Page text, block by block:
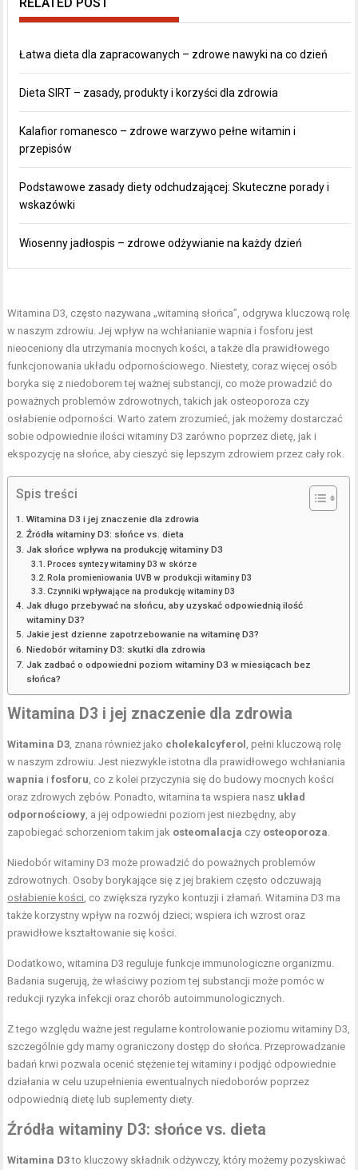
Łatwa dieta dla zapracowanych – zdrowe nawyki na co dzień
Dieta SIRT – zasady, produkty i korzyści dla zdrowia
Kalafior romanesco – zdrowe warzywo pełne witamin i
przepisów
Podstawowe zasady diety odchudzającej: Skuteczne porady i
wskazówki
Wiosenny jadłospis – zdrowe odżywianie na każdy dzień
Witamina D3, często nazywana „witaminą słońca”, odgrywa kluczową rolę
w naszym zdrowiu. Jej wpływ na wchłanianie wapnia i fosforu jest
nieoceniony dla utrzymania mocnych kości, a także dla prawidłowego
funkcjonowania układu odpornościowego. Niestety, coraz więcej osób
boryka się z niedoborem tej ważnej substancji, co może prowadzić do
poważnych problemów zdrowotnych, takich jak osteoporoza czy
osłabienie odporności. Warto zatem zrozumieć, jak możemy dostarczać
sobie odpowiednie ilości witaminy D3 zarówno poprzez dietę, jak i
ekspozycję na słońce, aby cieszyć się lepszym zdrowiem przez cały rok.
Spis treści
Witamina D3 i jej znaczenie dla zdrowia
Źródła witaminy D3: słońce vs. dieta
Jak słońce wpływa na produkcję witaminy D3
Proces syntezy witaminy D3 w skórze
Rola promieniowania UVB w produkcji witaminy D3
Czynniki wpływające na produkcję witaminy D3
Jak długo przebywać na słońcu, aby uzyskać odpowiednią ilość
witaminy D3?
Jakie jest dzienne zapotrzebowanie na witaminę D3?
Niedobór witaminy D3: skutki dla zdrowia
Jak zadbać o odpowiedni poziom witaminy D3 w miesiącach bez
słońca?
Witamina D3 i jej znaczenie dla zdrowia
Witamina D3 , znana również jako cholekalcyferol
, pełni kluczową rolę
w naszym zdrowiu. Jest niezwykle istotna dla prawidłowego wchłaniania
wapnia ifosforu , co z kolei przyczynia się do budowy mocnych kości
oraz zdrowych zębów. Ponadto, witamina ta wspiera nasz układ
odpornościowy , a jej odpowiedni poziom jest niezbędny, aby
zapobiegać schorzeniom takim jak osteomalacja czy osteoporoza
Niedobór witaminy D3 może prowadzić do poważnych problemów
zdrowotnych. Osoby borykające się z jej brakiem często odczuwają
osłabienie kości , co zwiększa ryzyko kontuzji i złamań. Witamina D3 ma
także korzystny wpływ na rozwój dzieci; wspiera ich wzrost oraz
prawidłowe kształtowanie się kości.
Dodatkowo, witamina D3 reguluje funkcje immunologiczne organizmu.
Badania sugerują, że właściwy poziom tej substancji może pomóc w
redukcji ryzyka infekcji oraz chorób autoimmunologicznych.
Z tego względu ważne jest regularne kontrolowanie poziomu witaminy D3,
szczególnie gdy mamy ograniczony dostęp do słońca. Przeprowadzanie
badań krwi pozwala ocenić stężenie tej witaminy i podjąć odpowiednie
działania w celu uzupełnienia ewentualnych niedoborów poprzez
odpowiednią dietę lub suplementy diety.
Źródła witaminy D3: słońce vs. dieta
Witamina D3to kluczowy składnik odżywczy, który możemy pozyskiwać